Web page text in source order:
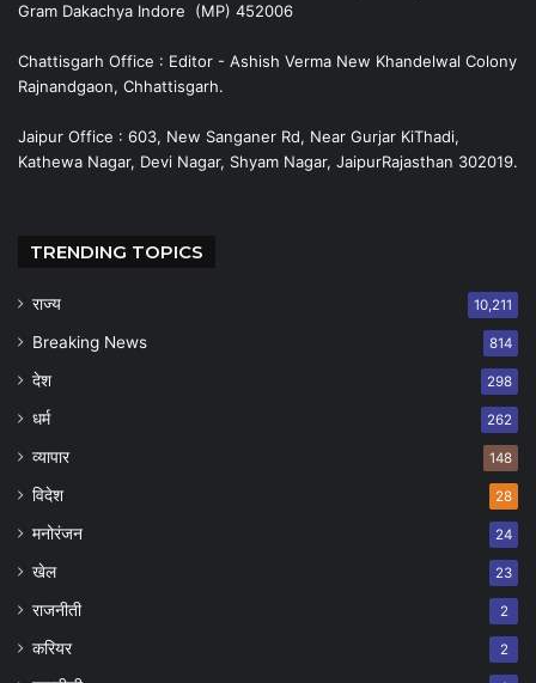
Gram Dakachya Indore (MP) 452006
Chattisgarh Office : Editor - Ashish Verma New Khandelwal Colony
Rajnandgaon, Chhattisgarh.
Jaipur Office : 603, New Sanganer Rd, Near Gurjar KiThadi,
Kathewa Nagar, Devi Nagar, Shyam Nagar, JaipurRajasthan 302019.
TRENDING TOPICS
राज्य 10,211
Breaking News 814
देश 298
धर्म 262
व्यापार 148
विदेश 28
मनोरंजन 24
खेल 23
राजनीती 2
करियर 2